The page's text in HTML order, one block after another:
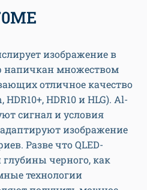
изображение в
напичкан множеством
отличное качество
HDR10 и HLG). Al-
сигнал и условия
изображение
Разве что QLED-
глубины черного, как
технологии